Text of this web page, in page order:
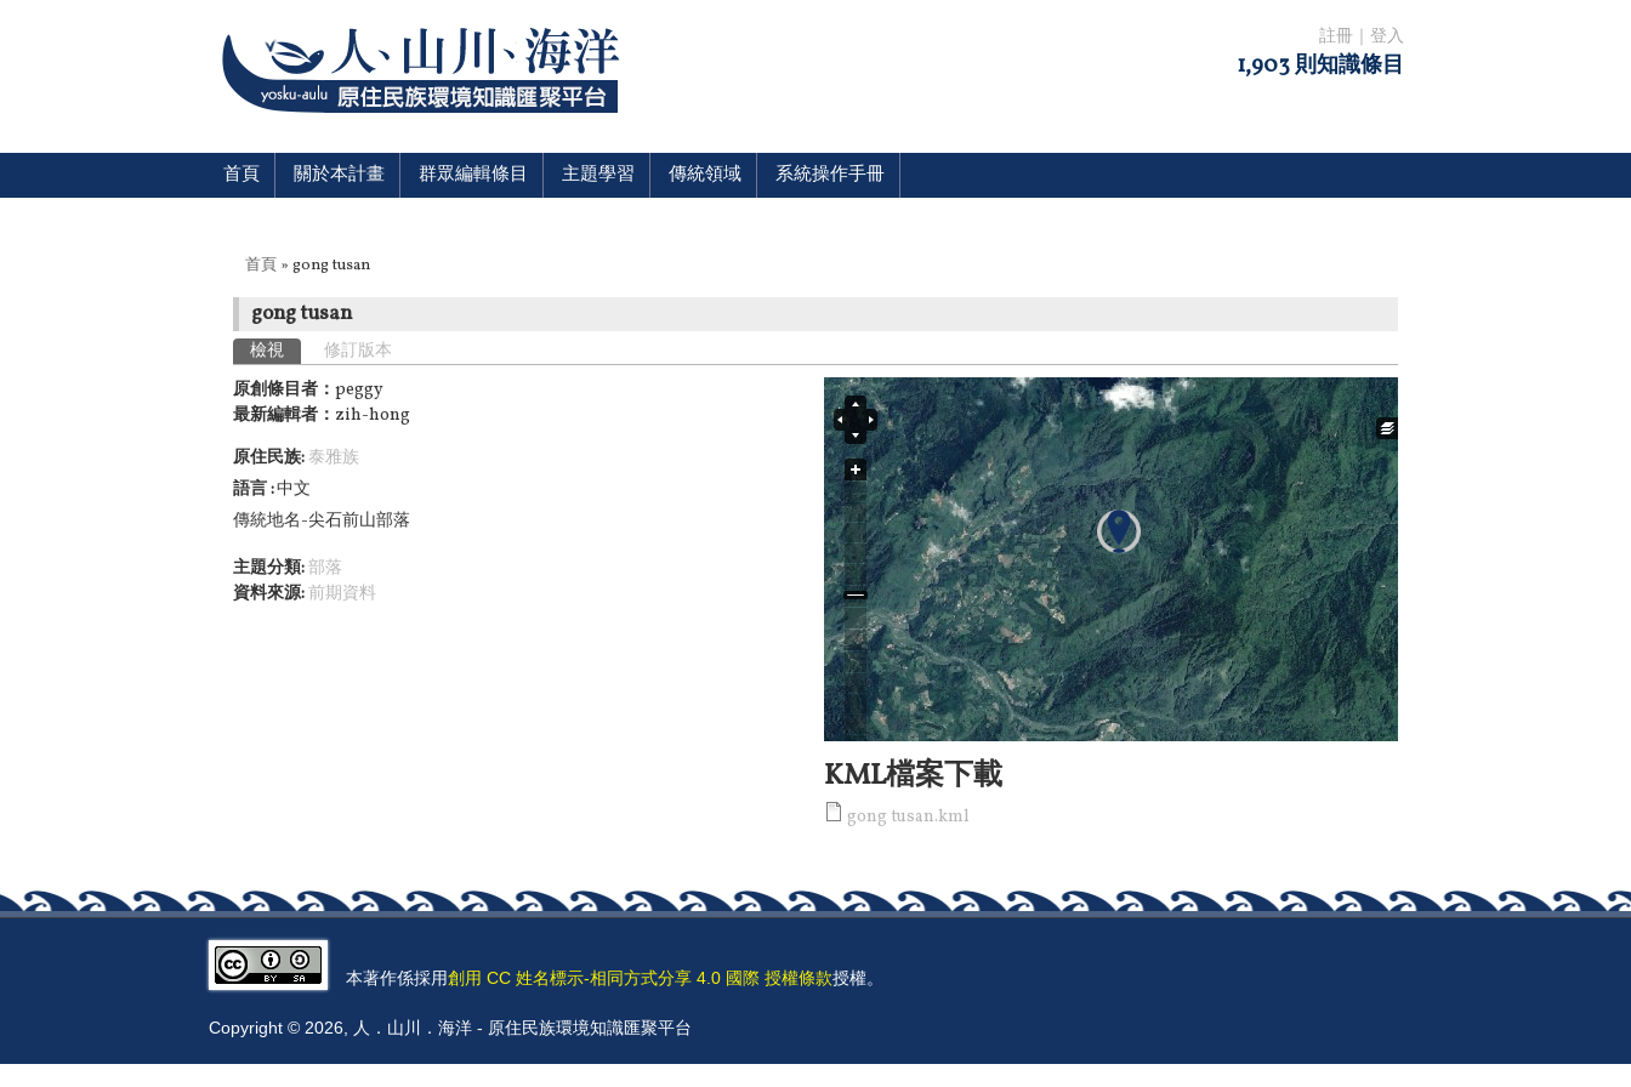
註冊 登入
1,903 則知識條目
首頁 關於本計畫 群眾編輯條目 主題學習 傳統領域 系統操作手冊
您在這裡
首頁 » gong tusan
gong tusan
主要索引標籤
檢視 (作用中頁籤)
修訂版本
原創條目者： peggy
最新編輯者： zih-hong
原住民族: 泰雅族
語言 中文
傳統地名-尖石前山部落
主題分類:部落
資料來源:前期資料
KML檔案下載
gong tusan.kml
本著作係採用創用 CC 姓名標示-相同方式分享 4.0 國際 授權條款授權。
Copyright © 2026, 人．山川．海洋 - 原住民族環境知識匯聚平台